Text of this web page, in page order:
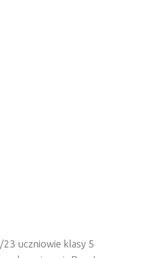
uczniowie klasy 5